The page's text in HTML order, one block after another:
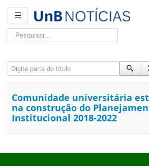
☰
Pesquisar...
Digite parte do título
Comunidade universitária
na construção do
Institucional 2018-2022